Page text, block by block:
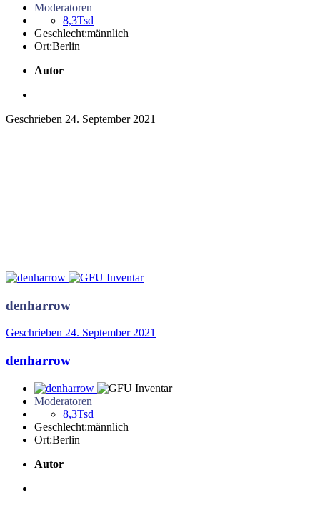
Moderatoren
8,3Tsd
Geschlecht:männlich
Ort:Berlin
Autor
Geschrieben 24. September 2021
denharrow
Geschrieben 24. September 2021
denharrow
Moderatoren
8,3Tsd
Geschlecht:männlich
Ort:Berlin
Autor